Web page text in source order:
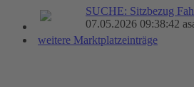
SUCHE: Sitzbezug
07.05.2026 09:38:42
weitere Marktplatzeinträge